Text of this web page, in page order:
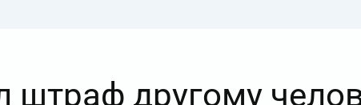
другому